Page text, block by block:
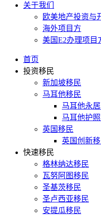
关于我们
欧美地产投资与
海外项目方
美国E2办理项目
首页
投资移民
新加坡移民
马耳他移民
马耳他永
马耳他护
英国移民
英国创新
快速移民
格林纳达移民
瓦努阿图移民
圣基茨移民
圣卢西亚移民
安提瓜移民